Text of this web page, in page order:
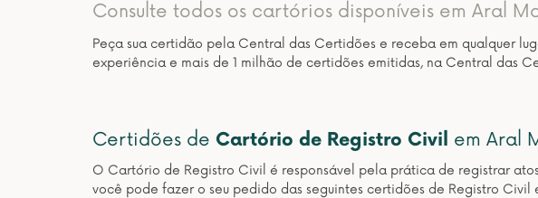
Consulte todos os cartórios disponíveis em Aral
Peça sua certidão pela Central das Certidões e receba em qualquer
experiência e mais de 1 milhão de certidões emitidas, na Central das
Certidões de Cartório de Registro Civil em Aral
O Cartório de Registro Civil é responsável pela prática de registrar
você pode fazer o seu pedido das seguintes certidões de Registro Civil